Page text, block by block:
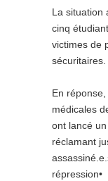
La situation
cinq
victimes de
sécuritaires.
En
médicales
ont lancé
réclamant
répression•